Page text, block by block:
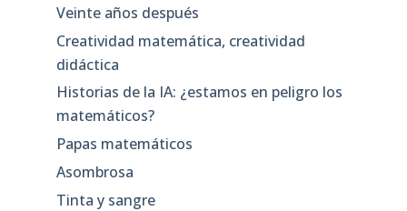
Veinte años después
Creatividad matemática, creatividad
didáctica
Historias de la IA: ¿estamos en peligro los
matemáticos?
Papas matemáticos
Asombrosa
Tinta y sangre